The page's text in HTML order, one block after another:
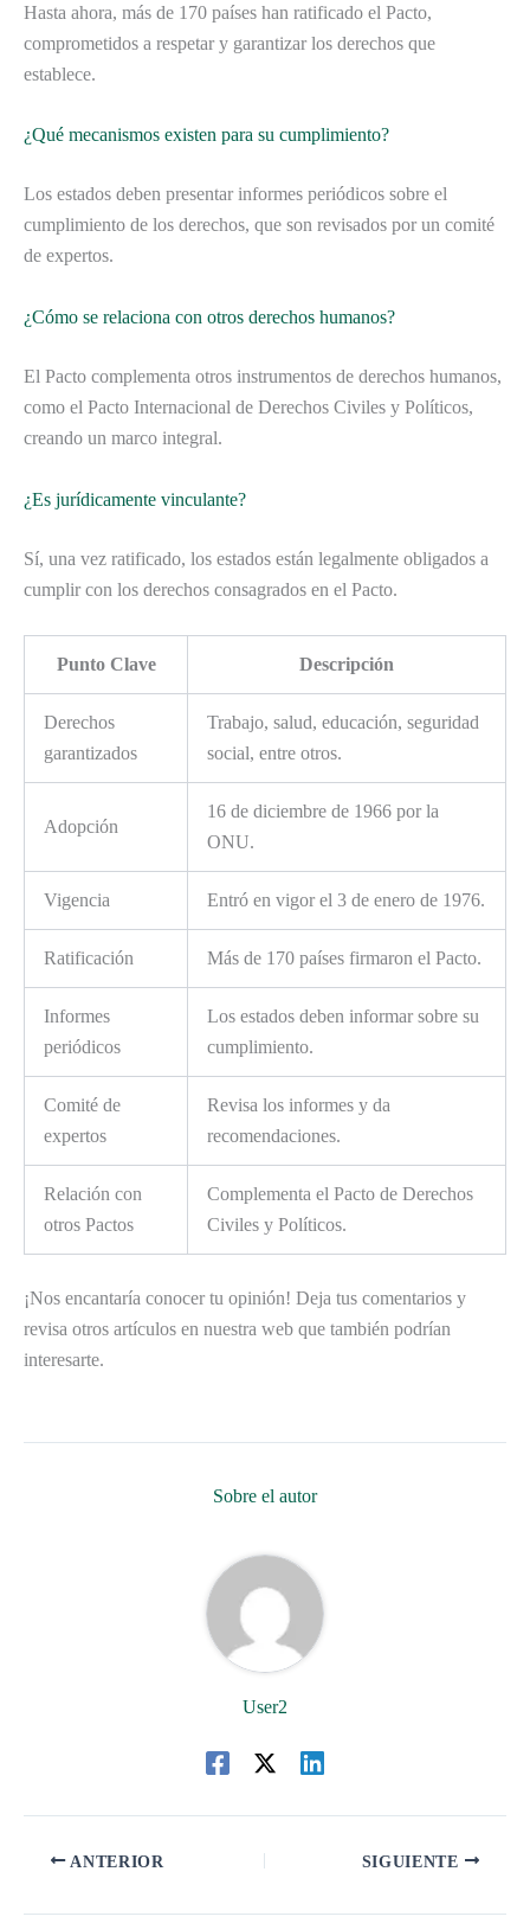
Hasta ahora, más de 170 países han ratificado el Pacto,
comprometidos a respetar y garantizar los derechos que
establece.
¿Qué mecanismos existen para su cumplimiento?
Los estados deben presentar informes periódicos sobre el
cumplimiento de los derechos, que son revisados por un comité
de expertos.
¿Cómo se relaciona con otros derechos humanos?
El Pacto complementa otros instrumentos de derechos humanos,
como el Pacto Internacional de Derechos Civiles y Políticos,
creando un marco integral.
¿Es jurídicamente vinculante?
Sí, una vez ratificado, los estados están legalmente obligados a
cumplir con los derechos consagrados en el Pacto.
Punto Clave Descripción
Derechos
garantizados
Trabajo, salud, educación, seguridad
social, entre otros.
Adopción
16 de diciembre de 1966 por la
ONU.
Vigencia Entró en vigor el 3 de enero de 1976.
Ratificación Más de 170 países firmaron el Pacto.
Informes
periódicos
Los estados deben informar sobre su
cumplimiento.
Comité de
expertos
Revisa los informes y da
recomendaciones.
Relación con
otros Pactos
Complementa el Pacto de Derechos
Civiles y Políticos.
¡Nos encantaría conocer tu opinión! Deja tus comentarios y
revisa otros artículos en nuestra web que también podrían
interesarte.
Sobre el autor
User2
ANTERIOR SIGUIENTE